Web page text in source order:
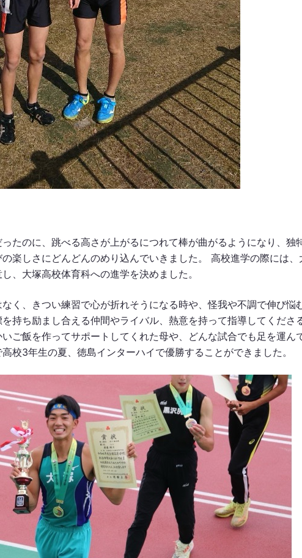
たのに、跳べる高さが上がるにつれて棒が曲がるようになり、独
楽しさにどんどんのめり込んでいきました。 高校進学の際には、
、大塚高校体育科への進学を決めました。
く、きつい練習で心が折れそうになる時や、怪我や不調で伸び悩
持ち励まし合える仲間やライバル、熱意を持って指導してくださ
ご飯を作ってサポートしてくれた母や、どんな試合でも足を運ん
校3年生の夏、徳島インターハイで優勝することができました。